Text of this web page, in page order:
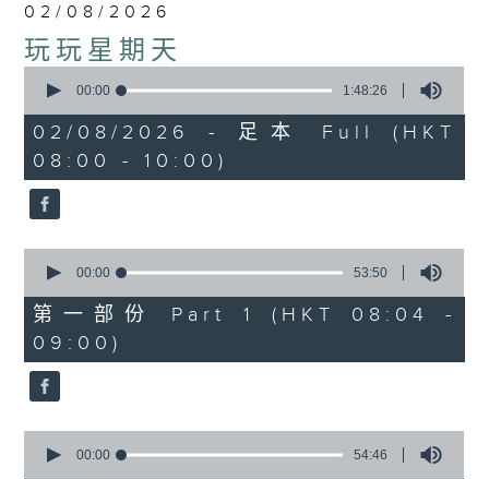
02/08/2026
玩玩星期天
seconds
1
hour,
48
minutes,
26
seconds
00:00 1:48:26
02/08/2026 - 足本 Full (HKT
08:00 - 10:00)
seconds
53
minutes,
50
seconds
00:00 53:50
第一部份 Part 1 (HKT 08:04 -
09:00)
seconds
00:00 54:46